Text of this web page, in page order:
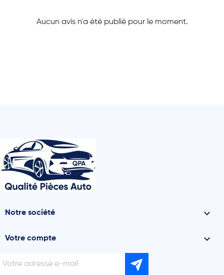
Aucun avis n'a été publié pour le moment.
Notre société 
Votre compte 